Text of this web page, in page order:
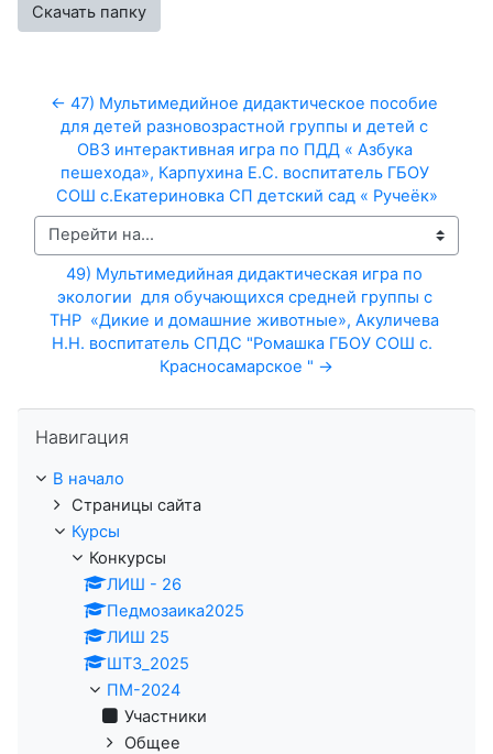
Скачать папку
← 47) Мультимедийное дидактическое пособие
для детей разновозрастной группы и детей с
ОВЗ интерактивная игра по ПДД « Азбука
пешехода», Карпухина Е.С. воспитатель ГБОУ
СОШ с.Екатериновка СП детский сад « Ручеёк»
Перейти на...
49) Мультимедийная дидактическая игра по
экологии  для обучающихся средней группы с
ТНР  «Дикие и домашние животные», Акуличева
Н.Н. воспитатель СПДС "Ромашка ГБОУ СОШ с.
Красносамарское " →
Навигация
В начало
Страницы сайта
Курсы
Конкурсы
ЛИШ - 26
Педмозаика2025
ЛИШ 25
ШТЗ_2025
ПМ-2024
Участники
Общее